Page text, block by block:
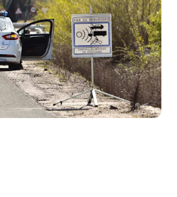
ubicación de todos los
en las carreteras de